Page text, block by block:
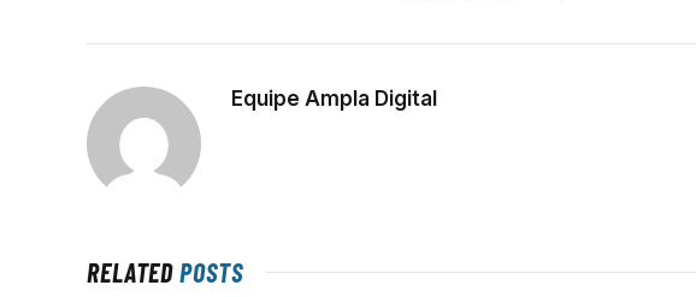
Equipe Ampla Digital
RELATEDPOSTS